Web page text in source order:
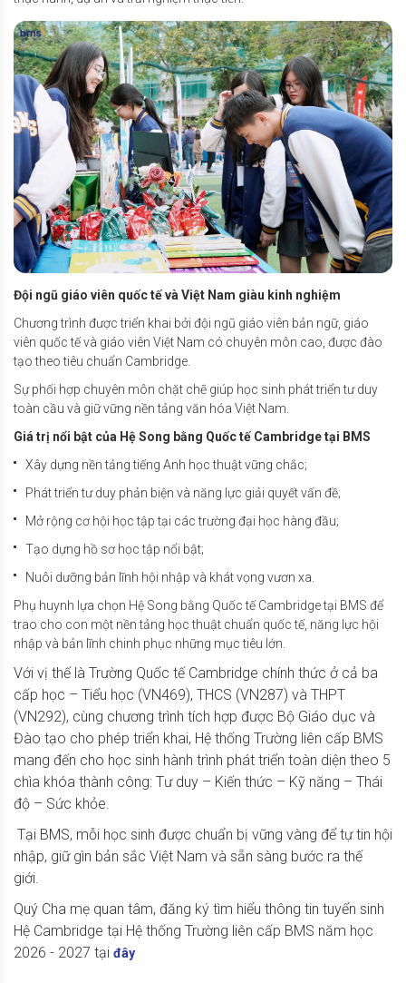
Đội ngũ giáo viên quốc tế và Việt Nam giàu kinh nghiệm
Chương trình được triển khai bởi đội ngũ giáo viên bản ngữ, giáo
viên quốc tế và giáo viên Việt Nam có chuyên môn cao, được đào
tạo theo tiêu chuẩn Cambridge.
Sự phối hợp chuyên môn chặt chẽ giúp học sinh phát triển tư duy
toàn cầu và giữ vững nền tảng văn hóa Việt Nam.
Giá trị nổi bật của Hệ Song bằng Quốc tế Cambridge tại BMS
Xây dựng nền tảng tiếng Anh học thuật vững chắc;
Phát triển tư duy phản biện và năng lực giải quyết vấn đề;
Mở rộng cơ hội học tập tại các trường đại học hàng đầu;
Tạo dựng hồ sơ học tập nổi bật;
Nuôi dưỡng bản lĩnh hội nhập và khát vọng vươn xa.
Phụ huynh lựa chọn Hệ Song bằng Quốc tế Cambridge tại BMS để
trao cho con một nền tảng học thuật chuẩn quốc tế, năng lực hội
nhập và bản lĩnh chinh phục những mục tiêu lớn.
Với vị thế là Trường Quốc tế Cambridge chính thức ở cả ba
cấp học – Tiểu học (VN469), THCS (VN287) và THPT
(VN292), cùng chương trình tích hợp được Bộ Giáo dục và
Đào tạo cho phép triển khai, Hệ thống Trường liên cấp BMS
mang đến cho học sinh hành trình phát triển toàn diện theo 5
chìa khóa thành công: Tư duy – Kiến thức – Kỹ năng – Thái
độ – Sức khỏe.
Tại BMS, mỗi học sinh được chuẩn bị vững vàng để tự tin hội
nhập, giữ gìn bản sắc Việt Nam và sẵn sàng bước ra thế
giới.
Quý Cha mẹ quan tâm, đăng ký tìm hiểu thông tin tuyển sinh
Hệ Cambridge tại Hệ thống Trường liên cấp BMS năm học
2026 - 2027 tại đây